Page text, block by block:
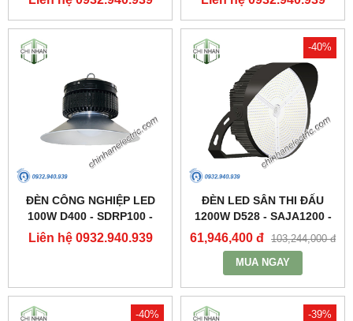
DDB150 - DUHAL
ĐÈN CÔNG NGHIỆP LED
100W D400 - SDRP100 -
DUHAL
Liên hệ 0932.940.939
-40%
ĐÈN LED SÂN THI ĐẤU
1200W D528 - SAJA1200 -
DUHAL
61,946,400 đ 103,244,000 đ
MUA NGAY
-40% -39%